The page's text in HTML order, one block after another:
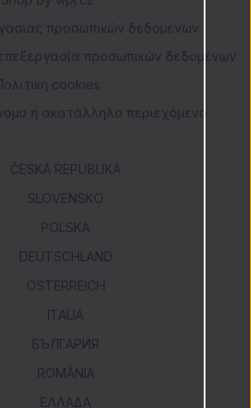
προσωπικών δεδομένων
προσωπικών δεδομένων
cookies
ή ακατάλληλο περιεχόμενο
ČESKÁ REPUBLIKA
SLOVENSKO
POLSKA
DEUTSCHLAND
ÖSTERREICH
ITALIA
БЪЛГАРИЯ
ROMÂNIA
ΕΛΛΑΔΑ